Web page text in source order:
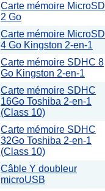
Carte mémoire MicroSD
2 Go
Carte mémoire MicroSD
4 Go Kingston 2-en-1
Carte mémoire SDHC 8
Go Kingston 2-en-1
Carte mémoire SDHC
16Go Toshiba 2-en-1
(Class 10)
Carte mémoire SDHC
32Go Toshiba 2-en-1
(Class 10)
Câble Y doubleur
microUSB